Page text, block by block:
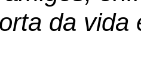
da vida